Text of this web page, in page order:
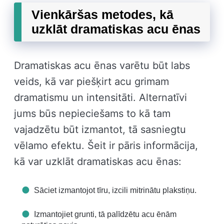
Vienkāršas metodes, kā
uzklāt dramatiskas acu ēnas
Dramatiskas acu ēnas varētu būt labs
veids, kā var piešķirt acu grimam
dramatismu un intensitāti. Alternatīvi
jums būs nepieciešams to kā tam
vajadzētu būt izmantot, tā sasniegtu
vēlamo efektu. Šeit ir pāris informācija,
kā var uzklāt dramatiskas acu ēnas:
Sāciet izmantojot tīru, izcili mitrinātu plakstiņu.
Izmantojiet grunti, tā palīdzētu acu ēnām